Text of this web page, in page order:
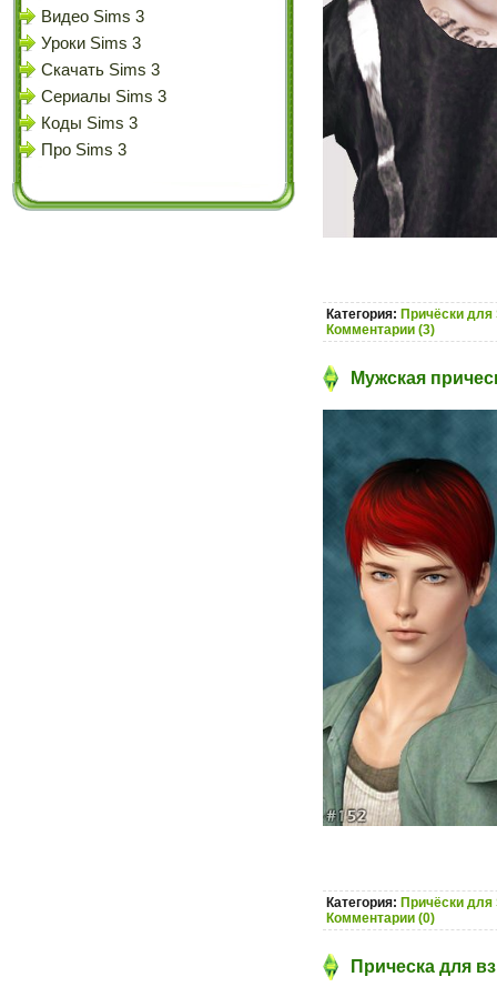
Видео Sims 3
Уроки Sims 3
Скачать Sims 3
Сериалы Sims 3
Коды Sims 3
Про Sims 3
Категория: Причёски для
Комментарии (3)
Мужская
Категория: Причёски для
Комментарии (0)
Прическа для